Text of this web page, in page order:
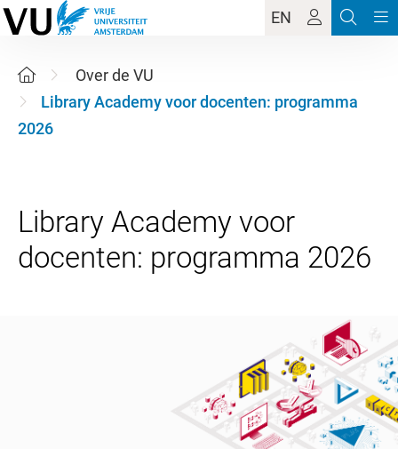
EN
Over de VU
Library Academy voor docenten: programma
2026
Library Academy voor